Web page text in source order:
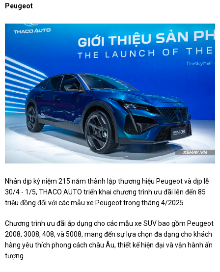
Peugeot
Nhân dịp kỷ niệm 215 năm thành lập thương hiệu Peugeot và dịp lễ
30/4 - 1/5, THACO AUTO triển khai chương trình ưu đãi lên đến 85
triệu đồng đối với các mẫu xe Peugeot trong tháng 4/2025.
Chương trình ưu đãi áp dụng cho các mẫu xe SUV bao gồm Peugeot
2008, 3008, 408, và 5008, mang đến sự lựa chọn đa dạng cho khách
hàng yêu thích phong cách châu Âu, thiết kế hiện đại và vận hành ấn
tượng.